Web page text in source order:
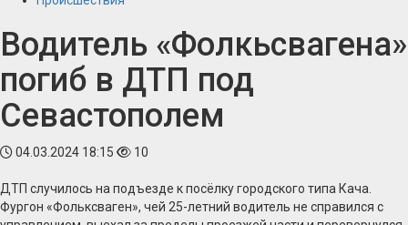
Водитель «Фолкьсвагена»
погиб в ДТП под
Севастополем
04.03.2024 18:15 10
ДТП случилось на подъезде к посёлку городского типа Кача.
Фургон «Фольксваген», чей 25-летний водитель не справился с